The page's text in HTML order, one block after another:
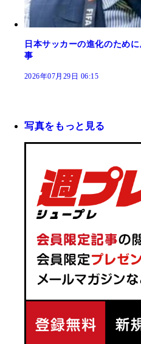
日本サッカーの進化のため
事
2026年07月29日 06:15
写真をもっと見る